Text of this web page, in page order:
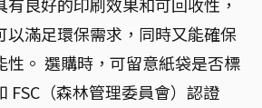
以滿足環保需求，同時又能確保
性。 選購時，可留意紙袋是否標
FSC（森林管理委員會）認證